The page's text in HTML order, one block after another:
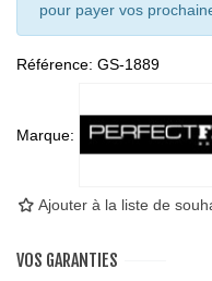
pour payer vos
Référence: GS-1889
Marque:
Ajouter à la liste de
VOS GARANTIES